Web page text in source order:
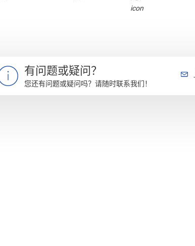
有问题或疑问？
您还有问题或疑问吗？请随时联系我们！